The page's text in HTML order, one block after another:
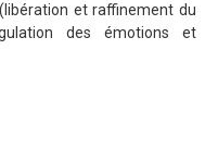
et raffinement du
des émotions et